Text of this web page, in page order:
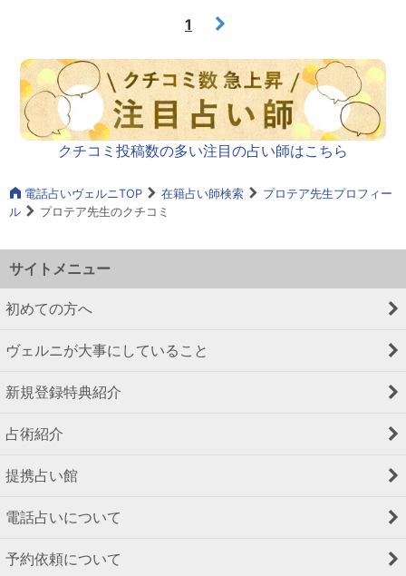
1
クチコミ投稿数の多い注目の占い師はこちら
電話占いヴェルニTOP 在籍占い師検索
プロテア先生プロフィー
ル
プロテア先生のクチコミ
サイトメニュー
初めての方へ
ヴェルニが大事にしていること
新規登録特典紹介
占術紹介
提携占い館
電話占いについて
予約依頼について